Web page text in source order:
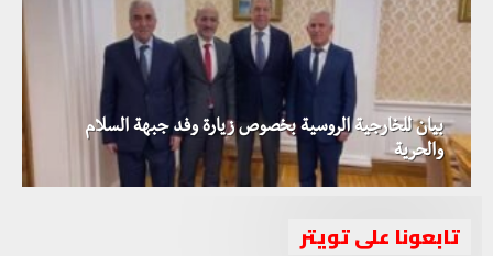
بيان للخارجية الروسية بخصوص زيارة وفد جبهة السلام
والحرية
تابعونا على تويتر